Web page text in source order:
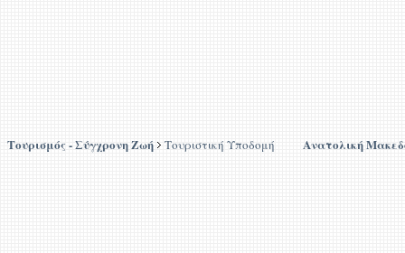
Τουρισμός - Σύγχρονη Ζωή Τουριστική Υποδομή Ανατολική